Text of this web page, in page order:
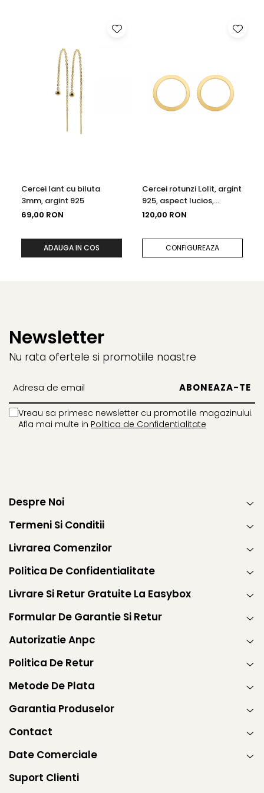
Cercei lant cu biluta
3mm, argint 925
69,00 RON
ADAUGA IN COS
Cercei rotunzi Lolit, argint
925, aspect lucios,
diametru 1.4cm
120,00 RON
CONFIGUREAZA
Newsletter
Nu rata ofertele si promotiile noastre
Vreau sa primesc newsletter cu promotiile magazinului.
Afla mai multe in Politica de Confidentialitate
Despre Noi
Termeni Si Conditii
Livrarea Comenzilor
Politica De Confidentialitate
Livrare Si Retur Gratuite La Easybox
Formular De Garantie Si Retur
Autorizatie Anpc
Politica De Retur
Metode De Plata
Garantia Produselor
Contact
Date Comerciale
Suport Clienti